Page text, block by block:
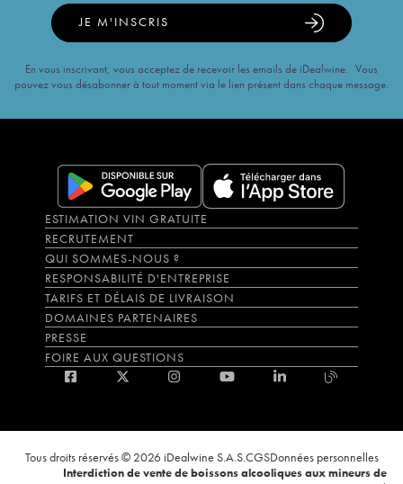
JE M'INSCRIS
En vous inscrivant, vous acceptez de recevoir les emails de iDealwine. Vous
pouvez vous désabonner à tout moment via le lien présent dans chaque message.
ESTIMATION VIN GRATUITE
RECRUTEMENT
QUI SOMMES-NOUS ?
RESPONSABILITÉ D'ENTREPRISE
TARIFS ET DÉLAIS DE LIVRAISON
DOMAINES PARTENAIRES
PRESSE
FOIRE AUX QUESTIONS
Tous droits réservés © 2026 iDealwine S.A.S.CGSDonnées personnelles
Interdiction de vente de boissons alcooliques aux mineurs de